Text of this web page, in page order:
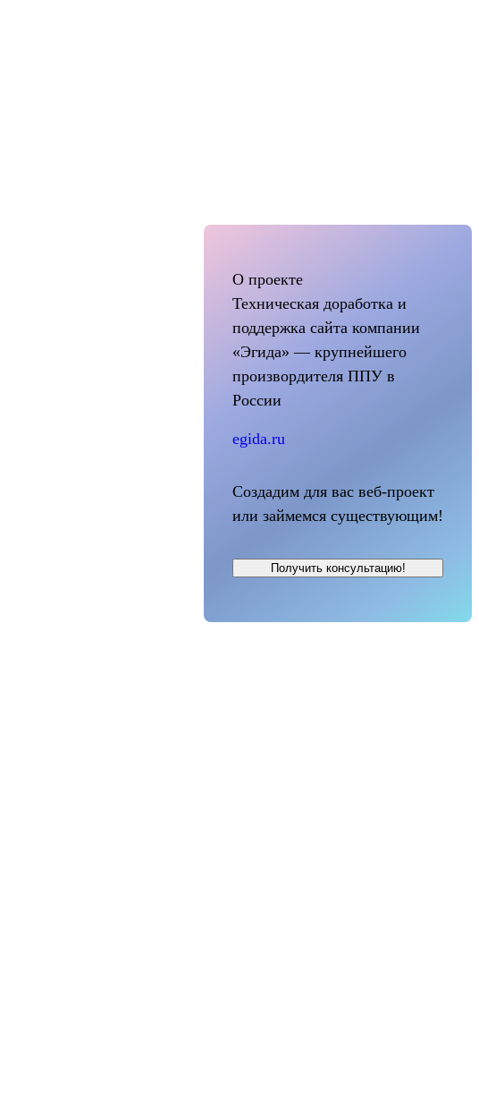
О проекте
Техническая доработка и
поддержка сайта компании
«Эгида» — крупнейшего
произвордителя ППУ в
России
egida.ru
Создадим для вас веб-проект
или займемся существующим!
Получить консультацию!